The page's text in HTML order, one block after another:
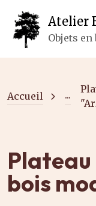
Atelier
Objets en
Accueil ...
Plateau
bois